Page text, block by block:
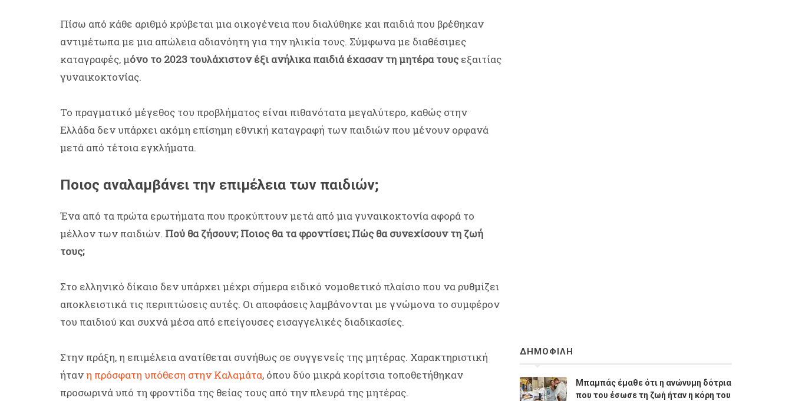
Πίσω από κάθε αριθμό κρύβεται μια οικογένεια που διαλύθηκε και παιδιά που βρέθηκαν
αντιμέτωπα με μια απώλεια αδιανόητη για την ηλικία τους. Σύμφωνα με διαθέσιμες
καταγραφές, μόνο το 2023 τουλάχιστον έξι ανήλικα παιδιά έχασαν τη μητέρα τουςεξαιτίας
γυναικοκτονίας.
Το πραγματικό μέγεθος του προβλήματος είναι πιθανότατα μεγαλύτερο, καθώς στην
Ελλάδα δεν υπάρχει ακόμη επίσημη εθνική καταγραφή των παιδιών που μένουν ορφανά
μετά από τέτοια εγκλήματα.
Ποιος αναλαμβάνει την επιμέλεια των παιδιών;
Ένα από τα πρώτα ερωτήματα που προκύπτουν μετά από μια γυναικοκτονία αφορά το
μέλλον των παιδιών. Πού θα ζήσουν; Ποιος θα τα φροντίσει; Πώς θα συνεχίσουν τη ζωή
τους;
Στο ελληνικό δίκαιο δεν υπάρχει μέχρι σήμερα ειδικό νομοθετικό πλαίσιο που να ρυθμίζει
αποκλειστικά τις περιπτώσεις αυτές. Οι αποφάσεις λαμβάνονται με γνώμονα το συμφέρον
του παιδιού και συχνά μέσα από επείγουσες εισαγγελικές διαδικασίες.
Στην πράξη, η επιμέλεια ανατίθεται συνήθως σε συγγενείς της μητέρας. Χαρακτηριστική
ήτανη πρόσφατη υπόθεση στην Καλαμάτα, όπου δύο μικρά κορίτσια τοποθετήθηκαν
προσωρινά υπό τη φροντίδα της θείας τους από την πλευρά της μητέρας.
ΔΗΜΟΦΙΛΗ
Μπαμπάς έμαθε ότι η ανώνυμη δότρια
που του έσωσε τη ζωή ήταν η κόρη του